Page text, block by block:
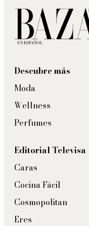
Descubre más
Moda
Wellness
Perfumes
Editorial Televisa
Caras
Cocina Fácil
Cosmopolitan
Eres